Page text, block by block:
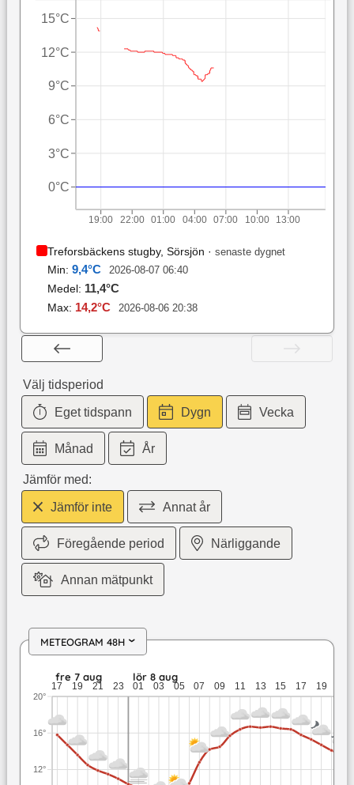
19:00 22:00 01:00 04:00 07:00 10:00 13:00
0°C
3°C
6°C
9°C
12°C
15°C
Treforsbäckens stugby, Sörsjön · senaste dygnet
Min: 9,4°C 2026-08-07 06:40
Medel: 11,4°C
Max: 14,2°C 2026-08-06 20:38
Välj tidsperiod
Eget tidspann Dygn Vecka
Månad År
Jämför med:
Jämför inte Annat år
Föregående period Närliggande
Annan mätpunkt
METEOGRAM 48H ›
fre 7 aug: 15,8 till 11 grader: ingen nederbörd: upp till 1,1
fre 7 aug lör 8 aug
17 19 21 23 01 03 05 07 09 11 13 15 17 19
12°
16°
20°